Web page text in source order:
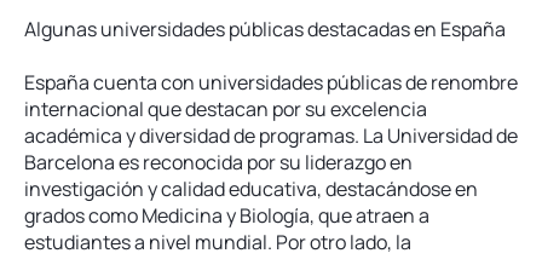
Algunas universidades públicas destacadas en España
España cuenta con universidades públicas de renombre
internacional que destacan por su excelencia
académica y diversidad de programas. La Universidad de
Barcelona es reconocida por su liderazgo en
investigación y calidad educativa, destacándose en
grados como Medicina y Biología, que atraen a
estudiantes a nivel mundial. Por otro lado, la